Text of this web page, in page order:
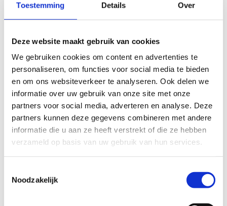
Toestemming Details Over
Deze website maakt gebruik van cookies
We gebruiken cookies om content en advertenties te
personaliseren, om functies voor social media te bieden
en om ons websiteverkeer te analyseren. Ook delen we
informatie over uw gebruik van onze site met onze
partners voor social media, adverteren en analyse. Deze
partners kunnen deze gegevens combineren met andere
informatie die u aan ze heeft verstrekt of die ze hebben
verzameld op basis van uw gebruik van hun services.
Noodzakelijk
Beschrijving van de route
Ontdek de blauwe lus van Melsbroek
De blauwe lus van de looproute in Steenokkerzeel is een
aantrekkelijke route die je door diverse landschappen voert.
Ook deze lus start in het centrum van Melsbroek en brengt je
al snel in de natuurlijke omgeving.
Door de afstand is deze route meer geschikt voor de
gevorderde loper.
Kom en ontdek deze prachtige looproute!
Startplaatsen